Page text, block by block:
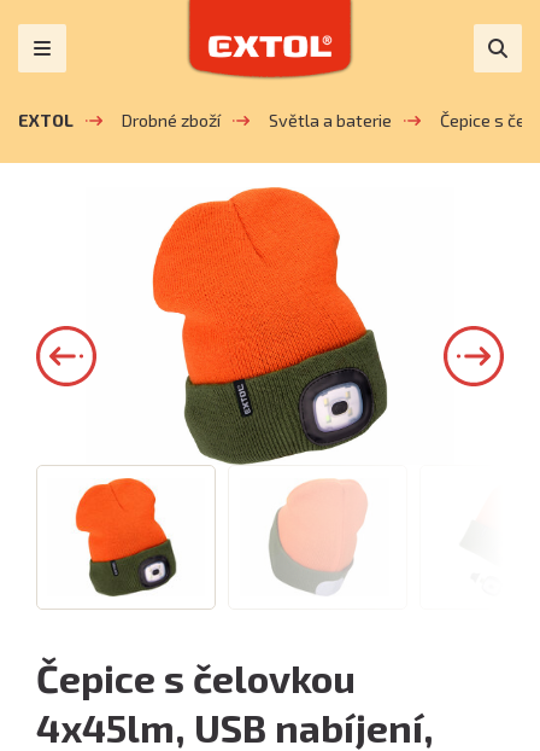
EXTOL Drobné zboží Světla a baterie Čepice s
Čepice s čelovkou
4x45lm, USB nabíjení,